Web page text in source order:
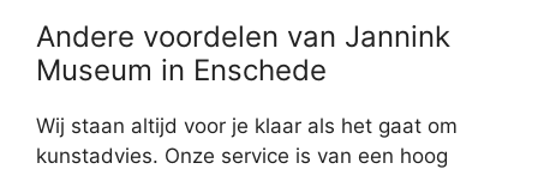
Andere voordelen van Jannink
Museum in Enschede
Wij staan altijd voor je klaar als het gaat om
kunstadvies. Onze service is van een hoog